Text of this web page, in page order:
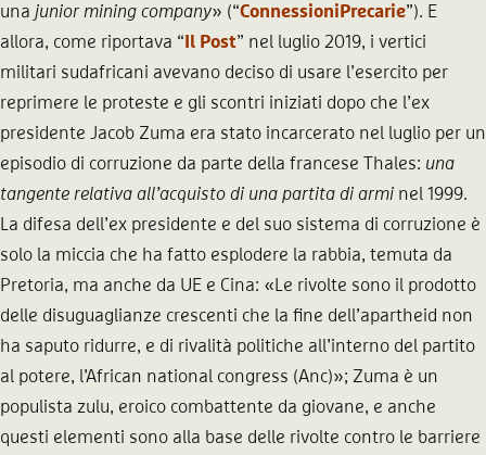
una junior mining company» (“ConnessioniPrecarie”). E
allora, come riportava “ Il Post” nel luglio 2019, i vertici
militari sudafricani avevano deciso di usare l’esercito per
reprimere le proteste e gli scontri iniziati dopo che l’ex
presidente Jacob Zuma era stato incarcerato nel luglio per un
episodio di corruzione da parte della francese Thales: una
tangente relativa all’acquisto di una partita di armi nel 1999.
La difesa dell’ex presidente e del suo sistema di corruzione è
solo la miccia che ha fatto esplodere la rabbia, temuta da
Pretoria, ma anche da UE e Cina: «Le rivolte sono il prodotto
delle disuguaglianze crescenti che la fine dell’apartheid non
ha saputo ridurre, e di rivalità politiche all’interno del partito
al potere, l’African national congress (Anc)»; Zuma è un
populista zulu, eroico combattente da giovane, e anche
questi elementi sono alla base delle rivolte contro le barriere